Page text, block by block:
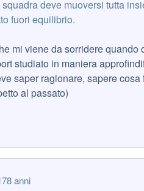
deve muoversi tutta
fuori equilibrio.
mi viene da sorridere
studiato in maniera
saper ragionare, sapere
al passato)
8 anni